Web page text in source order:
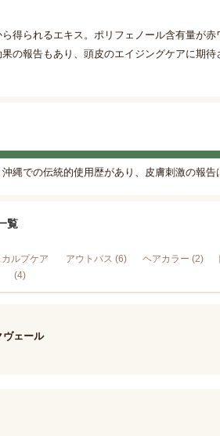
得られるエキス。ポリフェノール含有量が
の報告もあり、頭皮のエイジングケアに期
縄での伝統的使用歴があり、皮膚刺激の報告
覧
カルプケア
(4)
アウトバス (6) ヘアカラー (2)
ヴェール